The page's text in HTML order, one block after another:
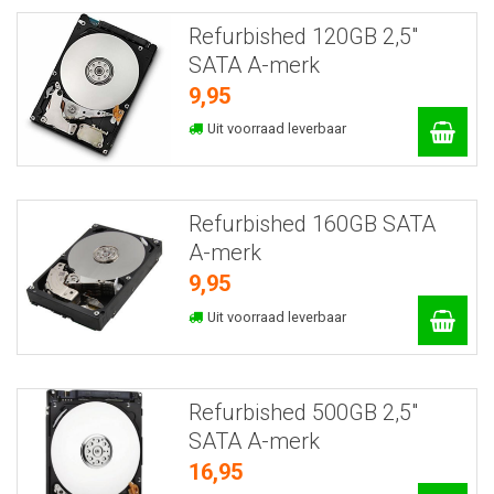
Refurbished 120GB 2,5"
SATA A-merk
9,95
Uit voorraad leverbaar
Refurbished 160GB SATA
A-merk
9,95
Uit voorraad leverbaar
Refurbished 500GB 2,5"
SATA A-merk
16,95